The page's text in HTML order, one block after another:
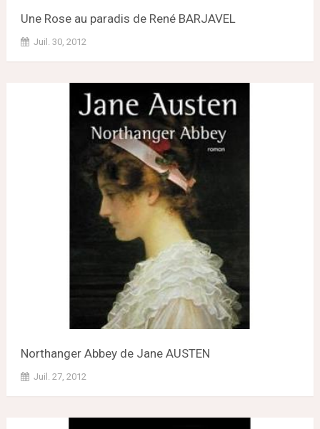
Une Rose au paradis de René BARJAVEL
Juil. 30, 2012
Northanger Abbey de Jane AUSTEN
Juil. 27, 2012